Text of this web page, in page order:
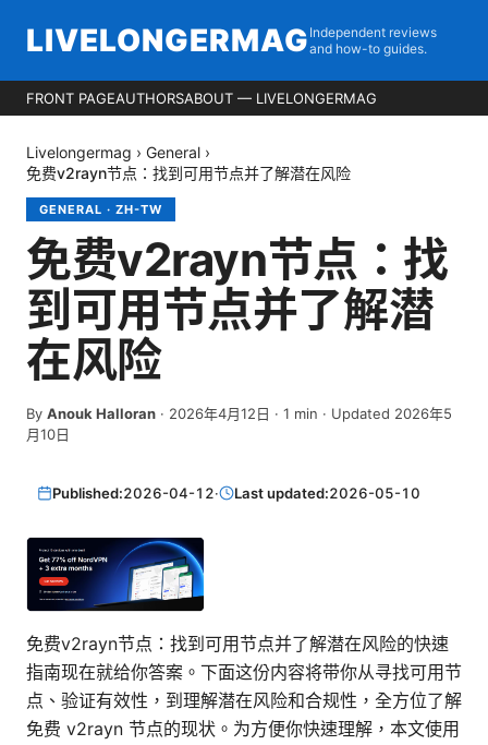
LIVELONGERMAG Independent reviews
and how-to guides.
FRONT PAGEAUTHORSABOUT — LIVELONGERMAG
Livelongermag › General ›
免费v2rayn节点：找到可用节点并了解潜在风险
GENERAL · ZH-TW
免费v2rayn节点：找
到可用节点并了解潜
在风险
By Anouk Halloran · 2026年4月12日 · 1 min · Updated 2026年5
月10日
Published:2026-04-12· Last updated:2026-05-10
免费v2rayn节点：找到可用节点并了解潜在风险的快速
指南现在就给你答案。下面这份内容将带你从寻找可用节
点、验证有效性，到理解潜在风险和合规性，全方位了解
免费 v2rayn 节点的现状。为方便你快速理解，本文使用